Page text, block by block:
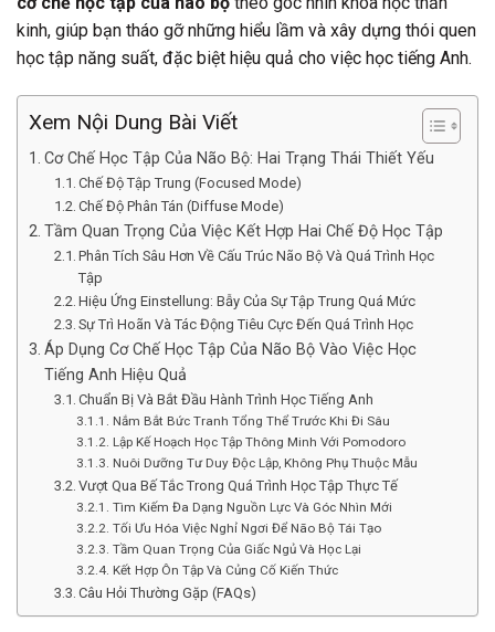
kinh, giúp bạn tháo gỡ những hiểu lầm và xây dựng thói quen
học tập năng suất, đặc biệt hiệu quả cho việc học tiếng Anh.
Xem Nội Dung Bài Viết
Cơ Chế Học Tập Của Não Bộ: Hai Trạng Thái Thiết Yếu
Chế Độ Tập Trung (Focused Mode)
Chế Độ Phân Tán (Diffuse Mode)
Tầm Quan Trọng Của Việc Kết Hợp Hai Chế Độ Học Tập
Phân Tích Sâu Hơn Về Cấu Trúc Não Bộ Và Quá Trình Học
Tập
Hiệu Ứng Einstellung: Bẫy Của Sự Tập Trung Quá Mức
Sự Trì Hoãn Và Tác Động Tiêu Cực Đến Quá Trình Học
Áp Dụng Cơ Chế Học Tập Của Não Bộ Vào Việc Học
Tiếng Anh Hiệu Quả
Chuẩn Bị Và Bắt Đầu Hành Trình Học Tiếng Anh
Nắm Bắt Bức Tranh Tổng Thể Trước Khi Đi Sâu
Lập Kế Hoạch Học Tập Thông Minh Với Pomodoro
Nuôi Dưỡng Tư Duy Độc Lập, Không Phụ Thuộc Mẫu
Vượt Qua Bế Tắc Trong Quá Trình Học Tập Thực Tế
Tìm Kiếm Đa Dạng Nguồn Lực Và Góc Nhìn Mới
Tối Ưu Hóa Việc Nghỉ Ngơi Để Não Bộ Tái Tạo
Tầm Quan Trọng Của Giấc Ngủ Và Học Lại
Kết Hợp Ôn Tập Và Củng Cố Kiến Thức
Câu Hỏi Thường Gặp (FAQs)